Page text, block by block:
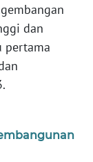
dan
pertama